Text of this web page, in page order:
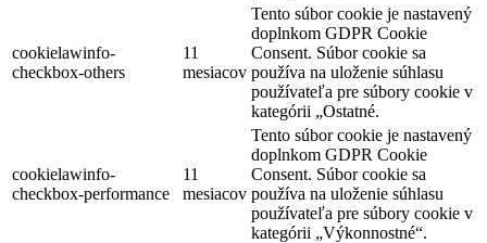
cookielawinfo-
checkbox-others
11
mesiacov
Tento súbor cookie je nastavený
doplnkom GDPR Cookie
Consent. Súbor cookie sa
používa na uloženie súhlasu
používateľa pre súbory cookie v
kategórii „Ostatné.
cookielawinfo-
checkbox-performance
11
mesiacov
Tento súbor cookie je nastavený
doplnkom GDPR Cookie
Consent. Súbor cookie sa
používa na uloženie súhlasu
používateľa pre súbory cookie v
kategórii „Výkonnostné“.